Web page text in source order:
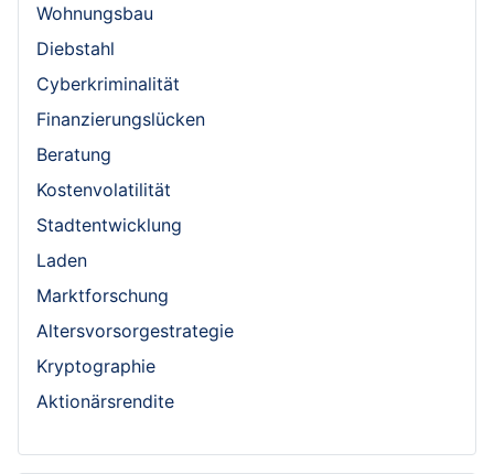
Wohnungsbau
Diebstahl
Cyberkriminalität
Finanzierungslücken
Beratung
Kostenvolatilität
Stadtentwicklung
Laden
Marktforschung
Altersvorsorgestrategie
Kryptographie
Aktionärsrendite